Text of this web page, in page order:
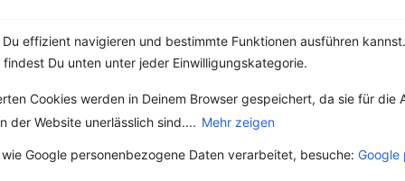
effizient navigieren und bestimmte Funktionen ausführen
Du unten unter jeder Einwilligungskategorie.
Cookies werden in Deinem Browser gespeichert, da sie für die
der Website unerlässlich sind.... Mehr zeigen
Google personenbezogene Daten verarbeitet, besuche: Google
Salz – Die
Abnehmbremse
Salz ist ein
lebenswichtiger Stoff
nicht mehr weg zu
Pfeffer- Die
Unterschiede
zwischen den
Sorten
Pfeffers ist die
Dort ist auch das
Klima...